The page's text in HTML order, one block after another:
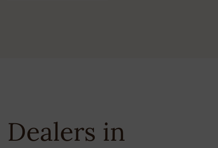
Dealers in